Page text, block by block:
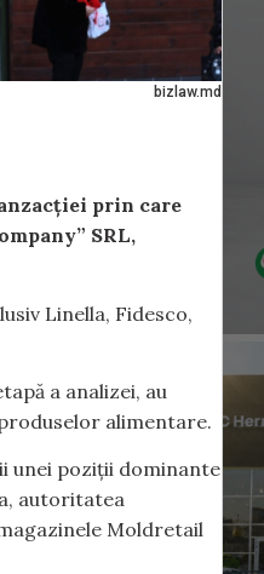
bizlaw.md
prin care
SRL,
Linella, Fidesco,
a analizei, au
alimentare.
unei poziții dominante
autoritatea
Moldretail